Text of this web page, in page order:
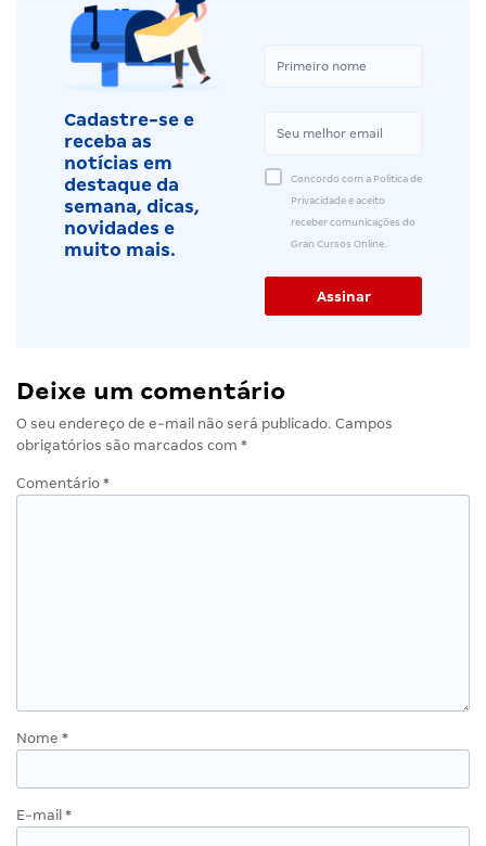
Cadastre-se e
receba as
notícias em
destaque da
semana, dicas,
novidades e
muito mais.
Concordo com a Política de
Privacidade e aceito
receber comunicações do
Gran Cursos Online.
Deixe um comentário
O seu endereço de e-mail não será publicado. Campos
obrigatórios são marcados com *
Comentário *
Nome *
E-mail *